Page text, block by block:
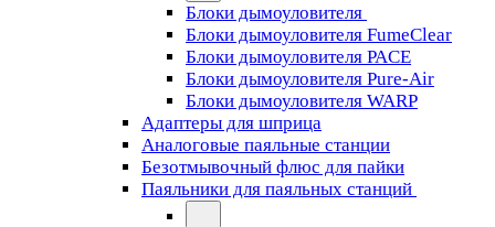
Блоки дымоуловителя
Блоки дымоуловителя FumeClear
Блоки дымоуловителя PACE
Блоки дымоуловителя Pure-Air
Блоки дымоуловителя WARP
Адаптеры для шприца
Аналоговые паяльные станции
Безотмывочный флюс для пайки
Паяльники для паяльных станций